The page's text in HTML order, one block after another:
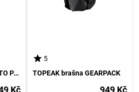
TOPEAK brašna BURRITO PACK
Kč
5
TOPEAK brašna GEARPACK
949 Kč